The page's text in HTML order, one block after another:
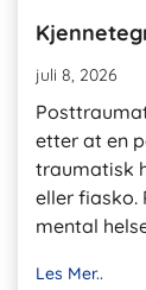
juli 8, 2026
etter at en
traumatisk
eller fiasko.
mental
Les Mer..